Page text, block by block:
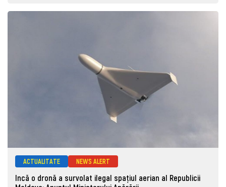
ACTUALITATE NEWS ALERT
Incă o dronă a survolat ilegal spațiul aerian al Republicii